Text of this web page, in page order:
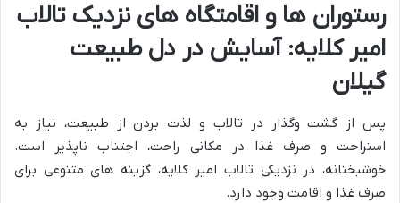
رستوران ها و اقامتگاه های نزدیک تالاب
امیر کلایه: آسایش در دل طبیعت
گیلان
پس از گشت وگذار در تالاب و لذت بردن از طبیعت، نیاز به
استراحت و صرف غذا در مکانی راحت، اجتناب ناپذیر است.
خوشبختانه، در نزدیکی تالاب امیر کلایه، گزینه های متنوعی برای
صرف غذا و اقامت وجود دارد.